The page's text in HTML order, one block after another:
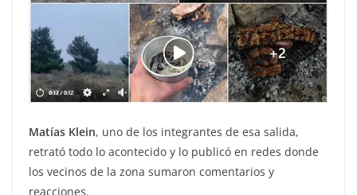
Matías Klein, uno de los integrantes de esa salida,
retrató todo lo acontecido y lo publicó en redes donde
los vecinos de la zona sumaron comentarios y
reacciones.